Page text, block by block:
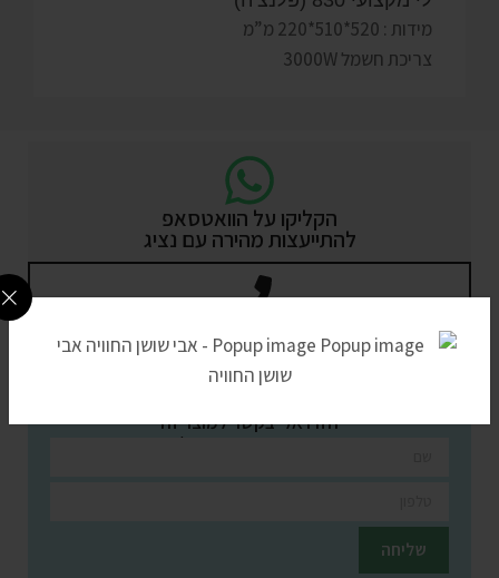
מידות : 520*510*220 מ”מ
צריכת חשמל 3000W
הקליקו על הוואטסאפ
להתייעצות מהירה עם נציג
0795805813
חזרו אלי בקשר למוצר זה
השאירו פרטים ונציגינו יחזרו אליכם בהקדם